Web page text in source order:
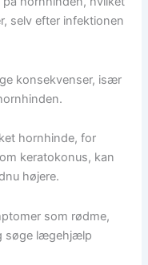
selv efter infektionen
konsekvenser, især
hornhinde, for
keratokonus, kan
højere.
som rødme,
søge lægehjælp